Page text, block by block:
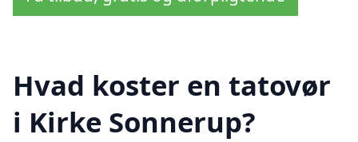
Hvad koster en tatovør
i Kirke Sonnerup?